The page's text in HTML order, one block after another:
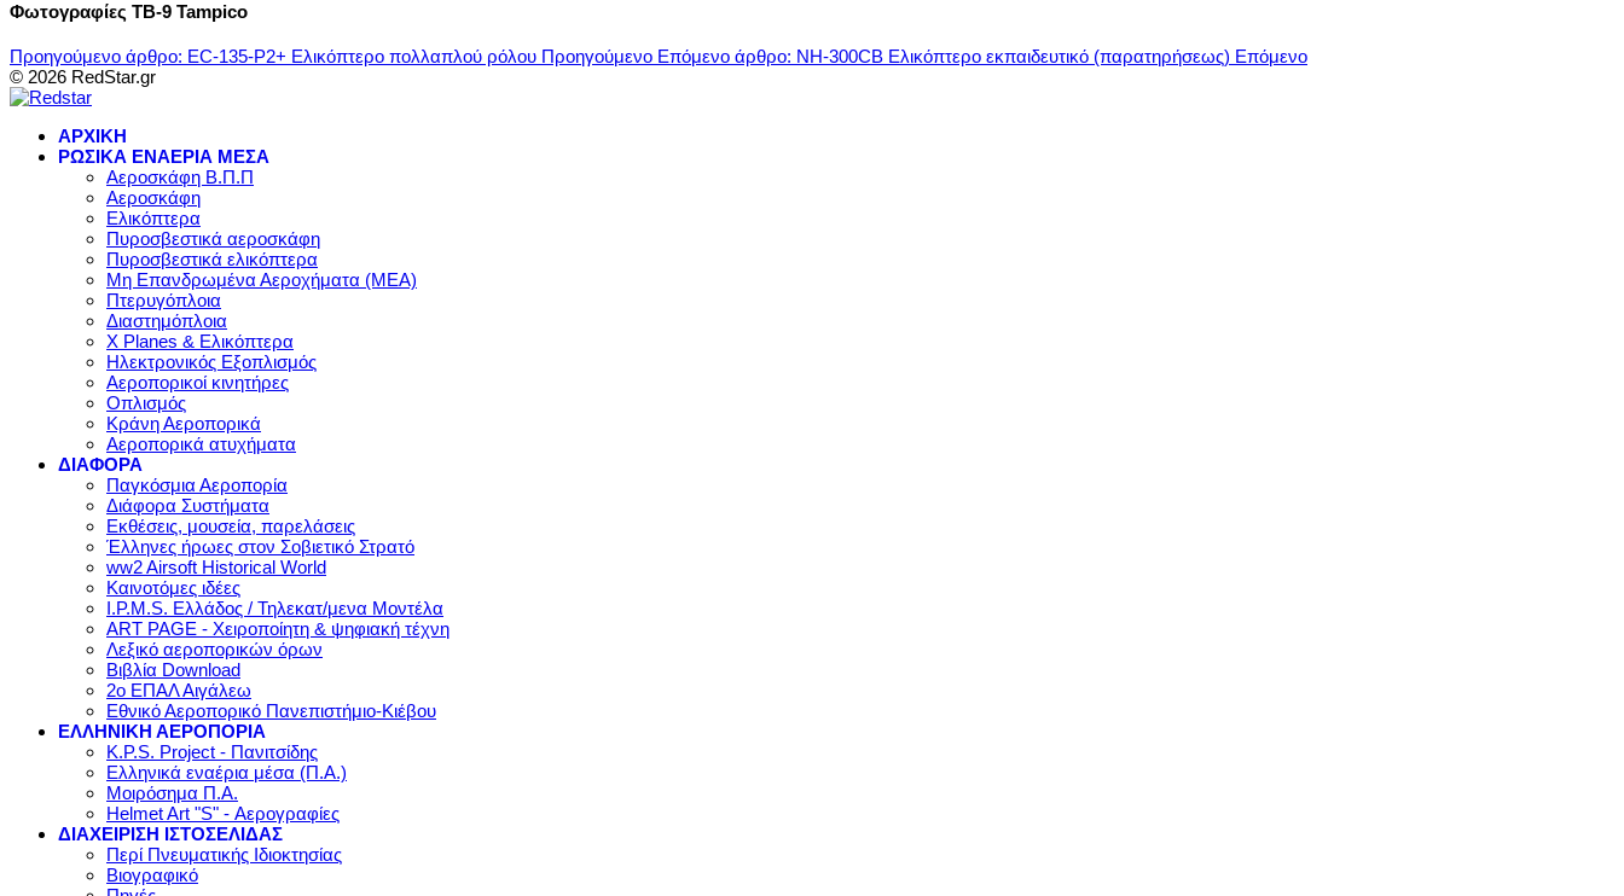
Φωτογραφίες TB-9 Tampico
Προηγούμενο άρθρο: EC-135-P2+ Ελικόπτερο πολλαπλού ρόλου Προηγούμενο Επόμενο άρθρο: NH-300CB Ελικόπτερο εκπαιδευτικό (παρατηρήσεως) Επόμενο
© 2026 RedStar.gr
ΑΡΧΙΚΗ
ΡΩΣΙΚΑ ΕΝΑΕΡΙΑ ΜΕΣΑ
Αεροσκάφη Β.Π.Π
Αεροσκάφη
Ελικόπτερα
Πυροσβεστικά αεροσκάφη
Πυροσβεστικά ελικόπτερα
Μη Επανδρωμένα Αεροχήματα (ΜΕΑ)
Πτερυγόπλοια
Διαστημόπλοια
X Planes & Ελικόπτερα
Ηλεκτρονικός Εξοπλισμός
Αεροπορικοί κινητήρες
Οπλισμός
Κράνη Αεροπορικά
Αεροπορικά ατυχήματα
ΔΙΑΦΟΡΑ
Παγκόσμια Αεροπορία
Διάφορα Συστήματα
Εκθέσεις, μουσεία, παρελάσεις
Έλληνες ήρωες στον Σοβιετικό Στρατό
ww2 Airsoft Historical World
Καινοτόμες ιδέες
I.P.M.S. Ελλάδος / Τηλεκατ/μενα Μοντέλα
ART PAGE - Χειροποίητη & ψηφιακή τέχνη
Λεξικό αεροπορικών όρων
Βιβλία Download
2ο ΕΠΑΛ Αιγάλεω
Εθνικό Αεροπορικό Πανεπιστήμιο-Κιέβου
ΕΛΛΗΝΙΚΗ ΑΕΡΟΠΟΡΙΑ
K.P.S. Project - Πανιτσίδης
Ελληνικά εναέρια μέσα (Π.Α.)
Μοιρόσημα Π.Α.
Helmet Art "S" - Αερογραφίες
ΔΙΑΧΕΙΡΙΣΗ ΙΣΤΟΣΕΛΙΔΑΣ
Περί Πνευματικής Ιδιοκτησίας
Βιογραφικό